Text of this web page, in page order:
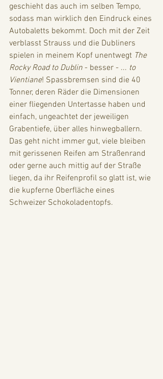
geschieht das auch im selben Tempo,
sodass man wirklich den Eindruck eines
Autobaletts bekommt. Doch mit der Zeit
verblasst Strauss und die Dubliners
spielen in meinem Kopf unentwegt The
Rocky Road to Dublin - besser - ... to
Vientiane! Spassbremsen sind die 40
Tonner, deren Räder die Dimensionen
einer fliegenden Untertasse haben und
einfach, ungeachtet der jeweiligen
Grabentiefe, über alles hinwegballern.
Das geht nicht immer gut, viele bleiben
mit gerissenen Reifen am Straßenrand
oder gerne auch mittig auf der Straße
liegen, da ihr Reifenprofil so glatt ist, wie
die kupferne Oberfläche eines
Schweizer Schokoladentopfs.